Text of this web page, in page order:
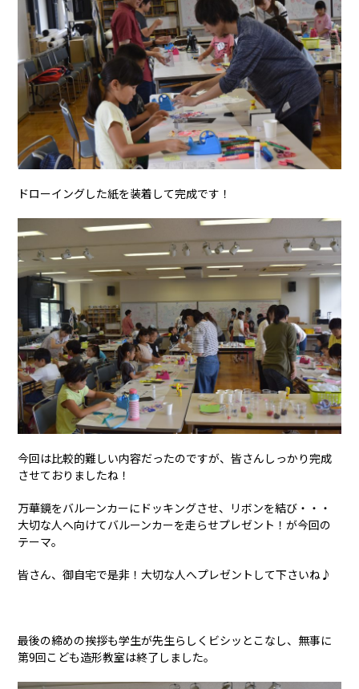
ドローイングした紙を装着して完成です！
今回は比較的難しい内容だったのですが、皆さんしっかり完成
させておりましたね！
万華鏡をバルーンカーにドッキングさせ、リボンを結び・・・
大切な人へ向けてバルーンカーを走らせプレゼント！が今回の
テーマ。
皆さん、御自宅で是非！大切な人へプレゼントして下さいね♪
最後の締めの挨拶も学生が先生らしくビシッとこなし、無事に
第9回こども造形教室は終了しました。